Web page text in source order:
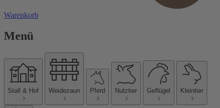
Warenkorb
Menü
Stall & Hof Weidezaun Pferd Nutztier Geflügel Kleintier